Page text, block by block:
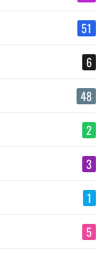
51
6
48
2
3
1
5